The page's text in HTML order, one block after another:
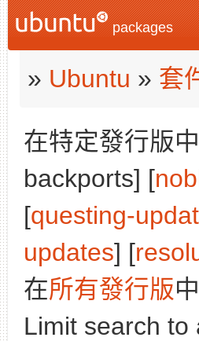
packages
» Ubuntu » 套
在特定發行版
backports] [
[questing-
updates] [
在所有發行版
Limit search to